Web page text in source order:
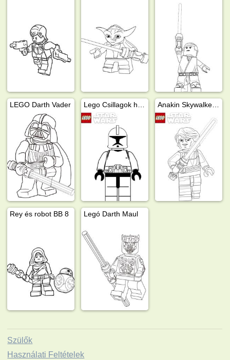
LEGO Darth Vader
Rey és robot BB 8 Legó Darth Maul
Szülők
Használati Feltételek